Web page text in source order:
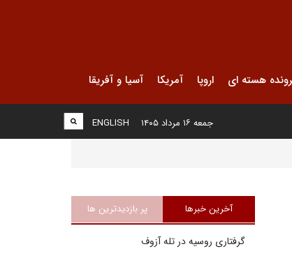
هسته ای اروپا آمریکا آسیا و آفریقا
ENGLISH جمعه ۱۶ مرداد ۱۴۰۵
آخرین خبرها پر بازدیدترین ها
گرفتاری روسیه در تله آزوف